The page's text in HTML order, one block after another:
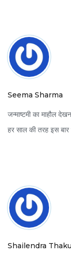
Seema Sharma
जन्माष्टमी का माहौल
हर साल की तरह इस
Shailendra